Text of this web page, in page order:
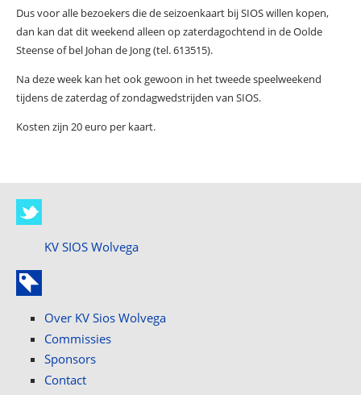
Dus voor alle bezoekers die de seizoenkaart bij SIOS willen kopen,
dan kan dat dit weekend alleen op zaterdagochtend in de Oolde
Steense of bel Johan de Jong (tel. 613515).
Na deze week kan het ook gewoon in het tweede speelweekend
tijdens de zaterdag of zondagwedstrijden van SIOS.
Kosten zijn 20 euro per kaart.
KV SIOS Wolvega
Over KV Sios Wolvega
Commissies
Sponsors
Contact